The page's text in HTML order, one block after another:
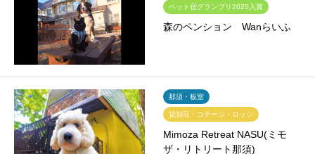
ペット宿グランプリ2025入賞
森のペンション Wanらいふ
那須・板室
貸別荘・コテージ・ロッジ
Mimoza Retreat NASU(ミモ
ザ・リトリート那須)